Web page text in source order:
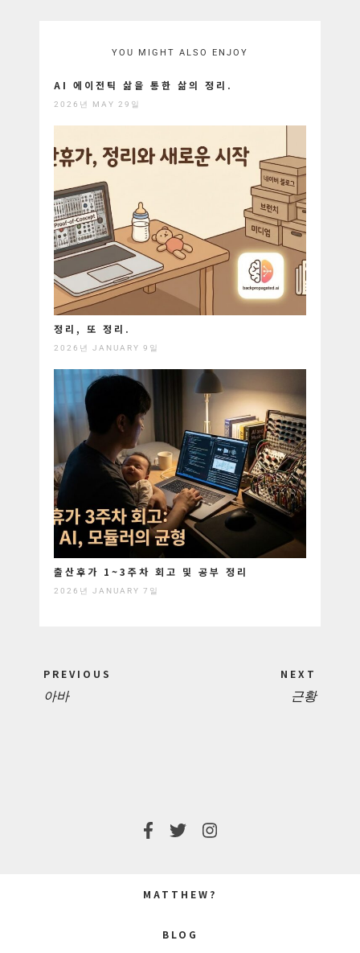
YOU MIGHT ALSO ENJOY
AI 에이전틱 삶을 통한 삶의 정리.
2026년 MAY 29일
정리, 또 정리.
2026년 JANUARY 9일
출산후가 1~3주차 회고 및 공부 정리
2026년 JANUARY 7일
navigation
PREVIOUS
PREVIOUS
아바
NEXT
근황
MATTHEW?
BLOG